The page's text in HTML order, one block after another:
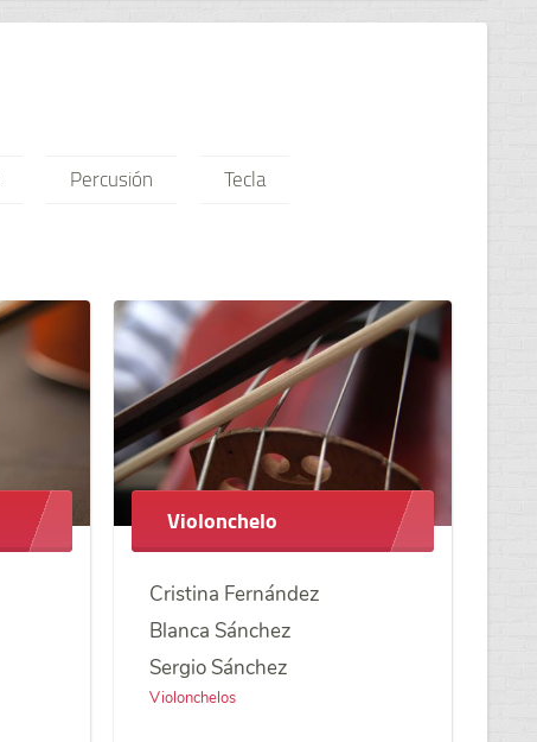
Percusión
Tecla
Violonchelo
Cristina Fernández
Blanca Sánchez
Sergio Sánchez
Violonchelos